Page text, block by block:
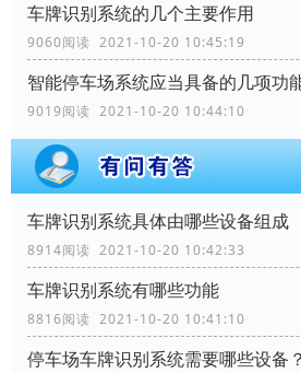
车牌识别系统的几个主要作用
9060阅读 2021-10-20 10:45:19
智能停车场系统应当具备的几项功
9019阅读 2021-10-20 10:44:10
车牌识别系统具体由哪些设备组成
8914阅读 2021-10-20 10:42:33
车牌识别系统有哪些功能
8816阅读 2021-10-20 10:41:10
停车场车牌识别系统需要哪些设备？